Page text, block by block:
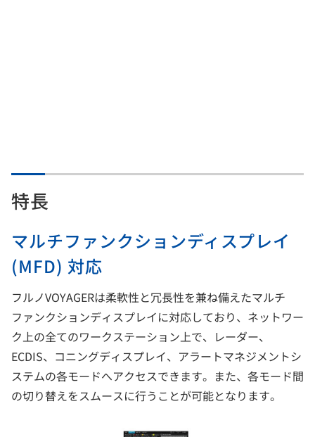
特長
マルチファンクションディスプレイ
(MFD) 対応
フルノVOYAGERは柔軟性と冗長性を兼ね備えたマルチ
ファンクションディスプレイに対応しており、ネットワー
ク上の全てのワークステーション上で、レーダー、
ECDIS、コニングディスプレイ、アラートマネジメントシ
ステムの各モードへアクセスできます。また、各モード間
の切り替えをスムースに行うことが可能となります。